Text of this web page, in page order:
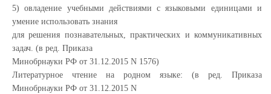
5) овладение учебными действиями с языковыми единицами и
умение использовать знания
для решения познавательных, практических и коммуникативных
задач. (в ред. Приказа
Минобрнауки РФ от 31.12.2015 N 1576)
Литературное чтение на родном языке: (в ред. Приказа
Минобрнауки РФ от 31.12.2015 N